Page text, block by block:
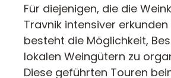
Für diejenigen, die die
Travnik intensiver
besteht die Möglichkeit,
lokalen Weingütern zu
Diese geführten Touren